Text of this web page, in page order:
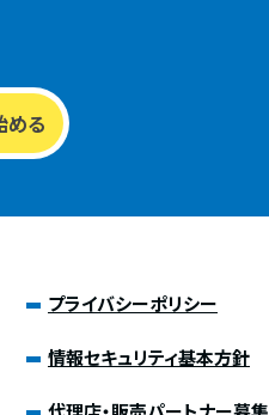
プライバシーポリシー
情報セキュリティ基本方針